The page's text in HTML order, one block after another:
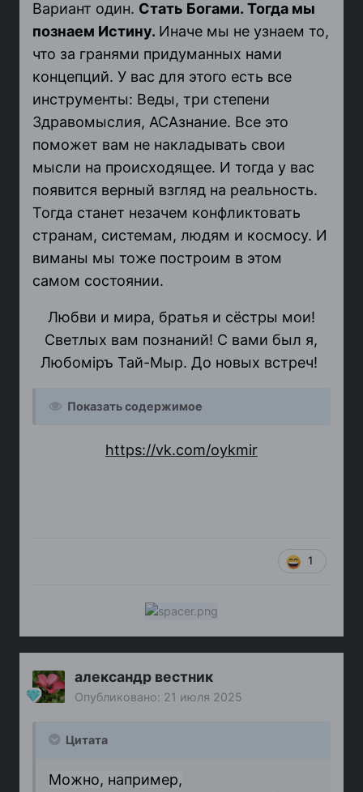
Вариант один. Стать Богами. Тогда мы
познаем Истину. Иначе мы не узнаем то,
что за гранями придуманных нами
концепций. У вас для этого есть все
инструменты: Веды, три степени
Здравомыслия, АСАзнание. Все это
поможет вам не накладывать свои
мысли на происходящее. И тогда у вас
появится верный взгляд на реальность.
Тогда станет незачем конфликтовать
странам, системам, людям и космосу. И
виманы мы тоже построим в этом
самом состоянии.
Любви и мира, братья и сёстры мои!
Светлых вам познаний! С вами был я,
Любомiръ Тай-Мыр. До новых встреч!
Показать содержимое
https://vk.com/oykmir
1
александр вестник
Опубликовано: 21 июля 2025
Цитата
Можно, например,